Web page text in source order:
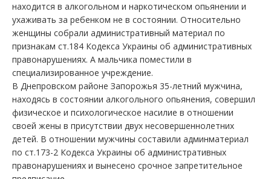
находится в алкогольном и наркотическом опьянении и
ухаживать за ребенком не в состоянии. Относительно
женщины собрали административный материал по
признакам ст.184 Кодекса Украины об административных
правонарушениях. А мальчика поместили в
специализированное учреждение.
В Днепровском районе Запорожья 35-летний мужчина,
находясь в состоянии алкогольного опьянения, совершил
физическое и психологическое насилие в отношении
своей жены в присутствии двух несовершеннолетних
детей. В отношении мужчины составили админматериал
по ст.173-2 Кодекса Украины об административных
правонарушениях и вынесено срочное запретительное